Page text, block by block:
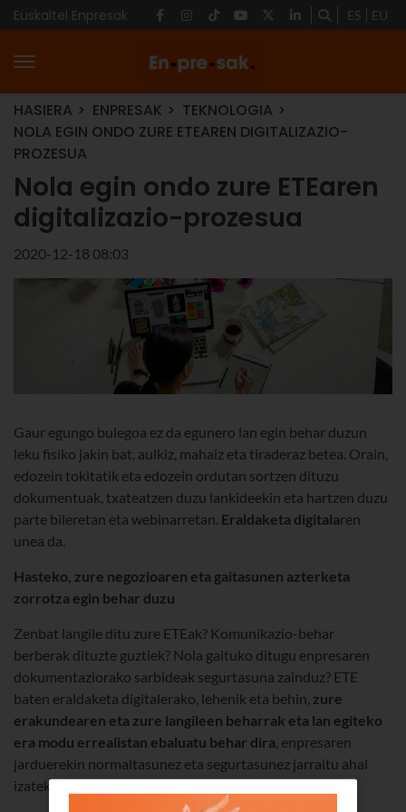
Euskaltel Enpresak ES EU
HASIERA ENPRESAK
TEKNOLOGIA
NOLA EGIN ONDO ZURE ETEAREN DIGITALIZAZIO-
PROZESUA
Nola egin ondo zure ETEaren
digitalizazio-prozesua
2020-12-18 08:03
Gaur egungo bulegoa ez da egunero lan egin behar duzun
leku fisiko jakin bat, aulkiz, mahaiz eta tiraderaz betea. Orain,
edozein tokitatik eta edozein ordutan sortzen dituzu
dokumentuak, txateatzen duzu lankideekin eta hartzen duzu
parte bileretan eta webinarretan. Eraldaketa digitalaren
unea da.
Hasteko, zure negozioaren eta gaitasunen azterketa
zorrotza egin behar duzu
Zenbat langile ditu zure ETEak? Komunikazio-behar
berberak dituzte guztiek? Nola gaituko ditugu enpresaren
dokumentaziorako sarbideak segurtasuna zainduz? ETE
baten eraldaketa digitalerako, lehenik eta behin, zure
erakundearen eta zure langileen beharrak eta lan egiteko
era modu errealistan ebaluatu behar dira, enpresaren
jarduerekin normaltasunez eta segurtasunez jarraitu ahal
izateko, nahiz eta orain birtualki lan egin.